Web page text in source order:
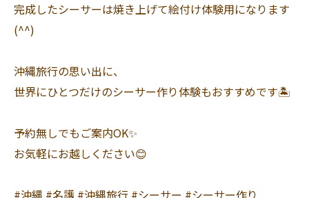
完成したシーサーは焼き上げて絵付け体験用になります
(^^)
沖縄旅行の思い出に、
世界にひとつだけのシーサー作り体験もおすすめです🏝️
予約無しでもご案内OK✨
お気軽にお越しください😊